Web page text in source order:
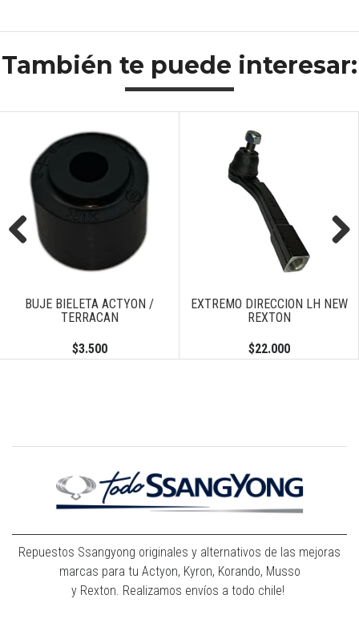
También te puede interesar:
BUJE BIELETA ACTYON /
TERRACAN
$3.500
EXTREMO DIRECCION LH NEW
REXTON
$22.000
Repuestos Ssangyong originales y alternativos de las mejoras
marcas para tu Actyon, Kyron, Korando, Musso
y Rexton. Realizamos envíos a todo chile!